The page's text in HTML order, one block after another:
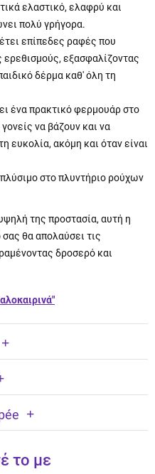
ελαστικό, ελαφρύ και
πολύ γρήγορα.
επίπεδες ραφές που
ερεθισμούς, εξασφαλίζοντας
δέρμα καθ' όλη τη
ένα πρακτικό φερμουάρ στο
να βάζουν και να
ευκολία, ακόμη και όταν είναι
στο πλυντήριο ρούχων
της προστασία, αυτή η
θα απολαύσει τις
δροσερό και
το με